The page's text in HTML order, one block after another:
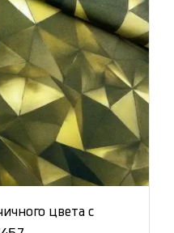
цвета с